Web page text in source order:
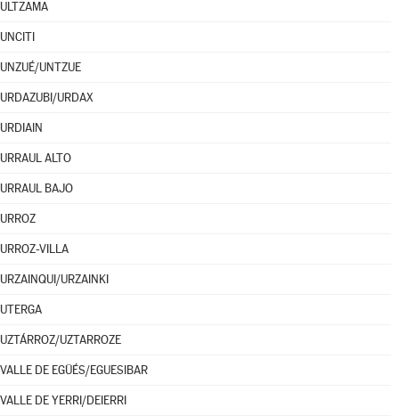
ULTZAMA
UNCITI
UNZUÉ/UNTZUE
URDAZUBI/URDAX
URDIAIN
URRAUL ALTO
URRAUL BAJO
URROZ
URROZ-VILLA
URZAINQUI/URZAINKI
UTERGA
UZTÁRROZ/UZTARROZE
VALLE DE EGÜÉS/EGUESIBAR
VALLE DE YERRI/DEIERRI